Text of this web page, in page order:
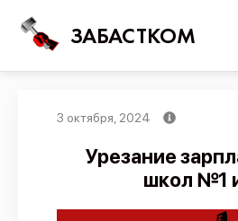
ЗАБАСТКОМ
Поиск
Новости
3 октября, 2024
Урезание
школ №1